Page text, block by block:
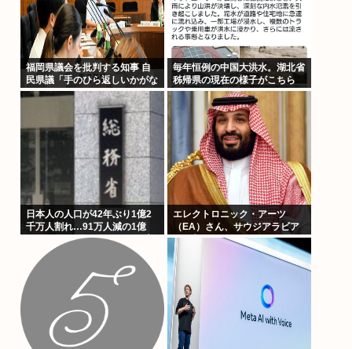
福岡県議会を批判する知事 自
民県議「手のひら返しいかがな
ものか」
毎年恒例の中国大洪水。湖北省
秭帰県の現在の様子がこちら
日本人の人口が42年ぶり1億2
千万人割れ…91万人減の1億
1973万人、外国人は35万人増
エレクトロニック・アーツ
（EA）さん、サウジアラビア
に買収されてしまう。これはハ
ラールゲーム爆誕か